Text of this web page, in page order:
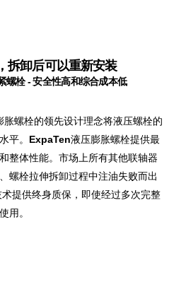
拆卸后可以重新安装
螺栓 - 安全性高和综合成本低
胀螺栓的领先设计理念将液压螺栓的
平。 ExpaTen液压膨胀螺栓提供最
整体性能。市场上所有其他联轴器
螺栓拉伸拆卸过程中注油失败而出
提供终身质保，即使经过多次完整
用。